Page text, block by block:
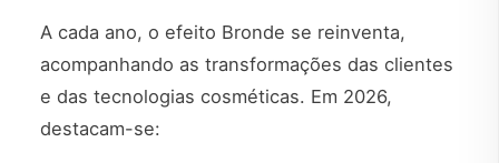
A cada ano, o efeito Bronde se reinventa,
acompanhando as transformações das clientes
e das tecnologias cosméticas. Em 2026,
destacam-se: